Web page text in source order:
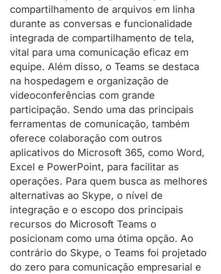
compartilhamento de arquivos em linha
durante as conversas e funcionalidade
integrada de compartilhamento de tela,
vital para uma comunicação eficaz em
equipe. Além disso, o Teams se destaca
na hospedagem e organização de
videoconferências com grande
participação. Sendo uma das principais
ferramentas de comunicação, também
oferece colaboração com outros
aplicativos do Microsoft 365, como Word,
Excel e PowerPoint, para facilitar as
operações. Para quem busca as melhores
alternativas ao Skype, o nível de
integração e o escopo dos principais
recursos do Microsoft Teams o
posicionam como uma ótima opção. Ao
contrário do Skype, o Teams foi projetado
do zero para comunicação empresarial e